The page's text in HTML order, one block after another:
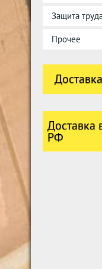
Защита
Прочее
Доставка
Доставка
РФ